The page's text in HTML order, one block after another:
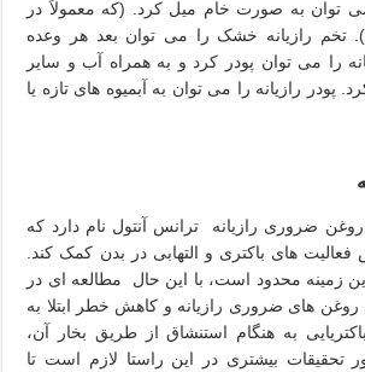
می توان به صورت خام میل کرد. (که معمولاً در
تخم رازیانه خشک را می توان بعد هر وعده
را می توان پودر کرد و به همراه آب و سایر
رازیانه را می توان به آبمیوه های تازه یا
ضروری رازیانه ترانس آنتول نام دارد که
های باکتری و التهابی در بدن کمک کند.
زمینه محدود است، با این حال مطالعه ای در
روغن های ضروری رازیانه و کاهش خطر ابتلا به
به هنگام استنشاق از طریق بخار آن،
تحقیقات بیشتری در این راستا لازم است تا